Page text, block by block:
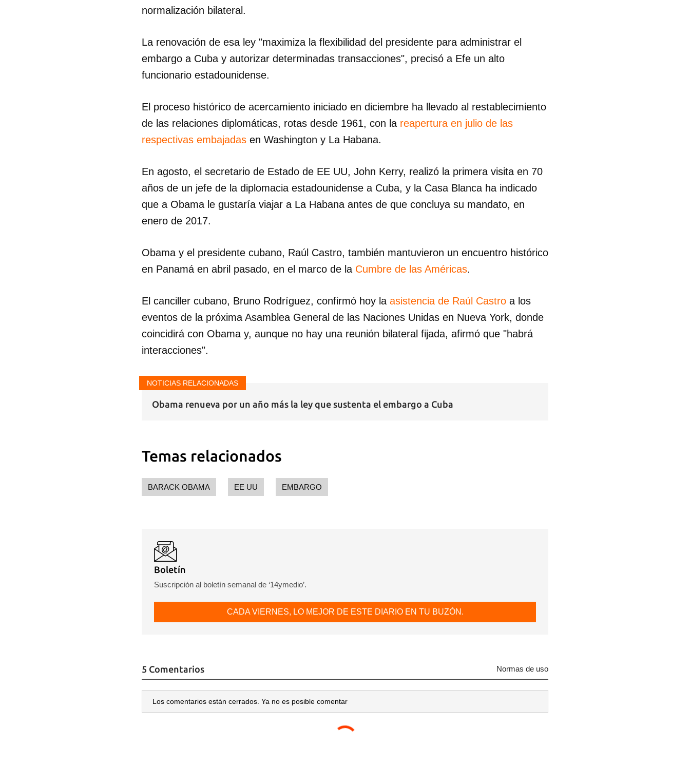
Guardar como favorito
Para poder guardar como favorito, primero has de iniciar sesión con tu
INICIAR SESIÓN CANCELAR
normalización bilateral.
La renovación de esa ley "maximiza la flexibilidad del presidente para administrar el
embargo a Cuba y autorizar determinadas transacciones", precisó a Efe un alto
funcionario estadounidense.
El proceso histórico de acercamiento iniciado en diciembre ha llevado al restablecimiento
de las relaciones diplomáticas, rotas desde 1961, con la reapertura en julio de las
respectivas embajadas en Washington y La Habana.
En agosto, el secretario de Estado de EE UU, John Kerry, realizó la primera visita en 70
años de un jefe de la diplomacia estadounidense a Cuba, y la Casa Blanca ha indicado
que a Obama le gustaría viajar a La Habana antes de que concluya su mandato, en
enero de 2017.
Obama y el presidente cubano, Raúl Castro, también mantuvieron un encuentro histórico
en Panamá en abril pasado, en el marco de la Cumbre de las Américas.
El canciller cubano, Bruno Rodríguez, confirmó hoy la asistencia de Raúl Castro a los
eventos de la próxima Asamblea General de las Naciones Unidas en Nueva York, donde
coincidirá con Obama y, aunque no hay una reunión bilateral fijada, afirmó que "habrá
interacciones".
NOTICIAS RELACIONADAS
Obama renueva por un año más la ley que sustenta el embargo a Cuba
Temas relacionados
BARACK OBAMA EE UU EMBARGO
Boletín
Suscripción al boletín semanal de ‘14ymedio’.
CADA VIERNES, LO MEJOR DE ESTE DIARIO EN TU BUZÓN.
5 Comentarios Normas de uso
Los comentarios están cerrados. Ya no es posible comentar